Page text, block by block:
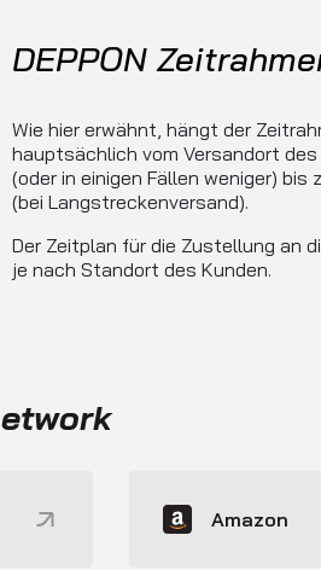
DEPPON
Wie hier erwähnt, hängt der
hauptsächlich vom Versandort
(oder in einigen Fällen weniger) bis
(bei Langstreckenversand).
Der Zeitplan für die Zustellung an
je nach Standort des Kunden.
Amazon